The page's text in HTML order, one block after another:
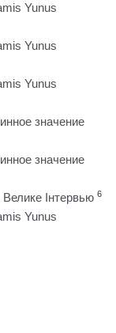
Yunus
Yunus
Yunus
значение
значение
Інтервью 6
Yunus